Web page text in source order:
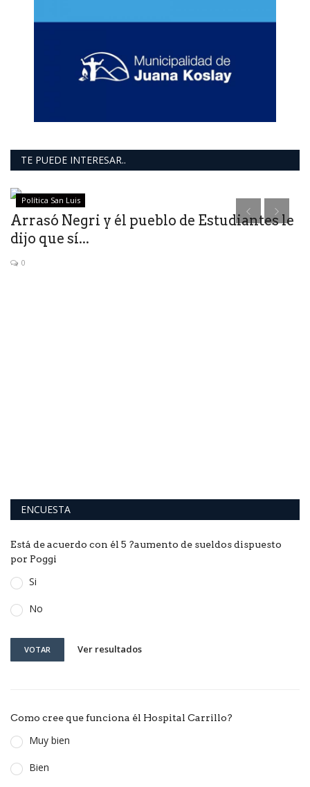
TE PUEDE INTERESAR..
Política San Luis
Arrasó Negri y él pueblo de Estudiantes le
dijo que sí...
0
ENCUESTA
Está de acuerdo con él 5 ?aumento de sueldos dispuesto
por Poggi
Si
No
VOTAR Ver resultados
Como cree que funciona él Hospital Carrillo?
Muy bien
Bien